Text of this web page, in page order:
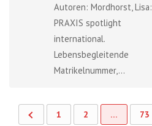
Autoren: Mordhorst, Lisa:
PRAXIS spotlight
international.
Lebensbegleitende
Matrikelnummer,...
1 2 … 73